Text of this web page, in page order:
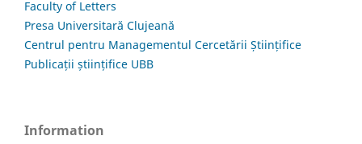
Faculty of Letters
Presa Universitară Clujeană
Centrul pentru Managementul Cercetării Științifice
Publicații științifice UBB
Information